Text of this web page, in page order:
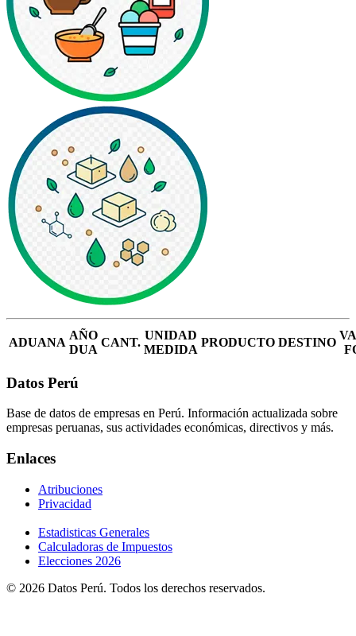
ADUANA
AÑO
DUA
CANT.
UNIDAD
MEDIDA
PRODUCTO DESTINO
Datos Perú
Base de datos de empresas en Perú. Información actualizada sobre
empresas peruanas, sus actividades económicas, directivos y más.
Enlaces
Atribuciones
Privacidad
Estadisticas Generales
Calculadoras de Impuestos
Elecciones 2026
© 2026 Datos Perú. Todos los derechos reservados.